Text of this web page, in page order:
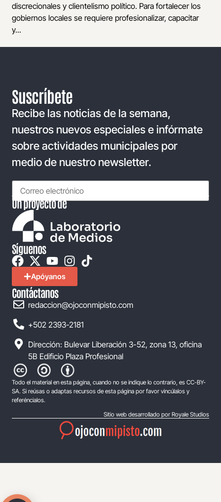
discrecionales y clientelismo político. Para fortalecer los
gobiernos locales se requiere profesionalizar, capacitar
y...
Suscríbete
Recibe las noticias de la semana,
nuestros nuevos especiales e infórmate
sobre actividades municipales por
medio de nuestro newsletter.
Un proyecto de
Síguenos
Apóyanos
Contáctanos
redaccion@ojoconmipisto.com
+502 2393-2181
Dirección: Bulevar Liberación 3-52, zona 13, oficina
5B Edificio Plaza Profesional
Todo el material en esta página, cuando no se indique lo contrario, es CC-BY-
SA. Si reúsas o adaptas recursos de esta página por favor vincúlalos y
referéncialos.
Sitio web desarrollado por Royale Studios